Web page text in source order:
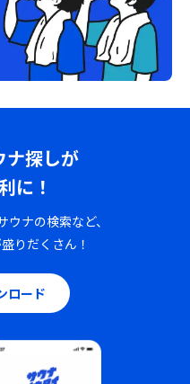
ナ探しが
に！
ナの検索など、
りだくさん！
ロード